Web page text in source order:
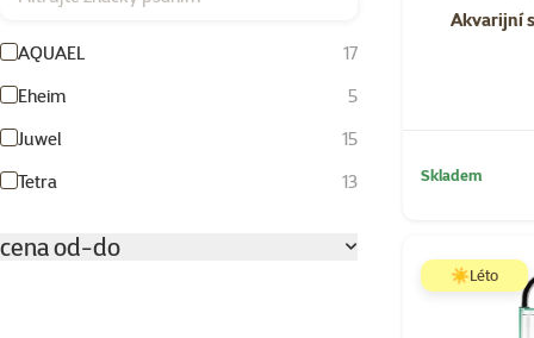
AQUAEL
17
Eheim
5
Juwel
15
Tetra
13
cena od-do
Akvarijní
Skladem
☀️Léto